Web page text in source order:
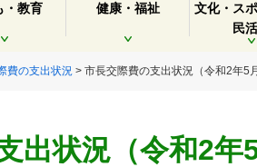
・教育 健康・福祉
開く
文化・ス
民
開く
費の支出状況 > 市長交際費の支出状況（令和2年5
出状況（令和2年5